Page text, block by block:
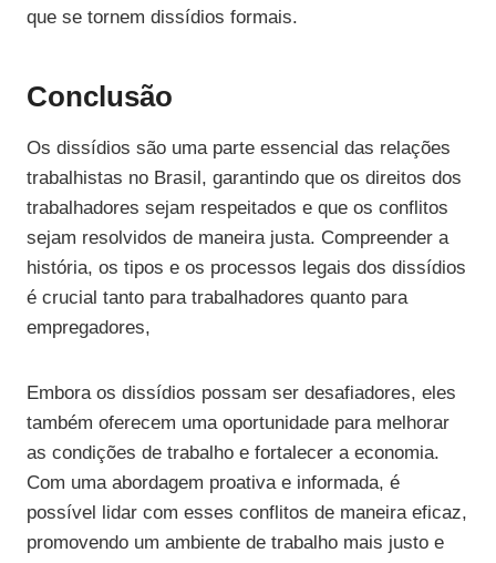
que se tornem dissídios formais.
Conclusão
Os dissídios são uma parte essencial das relações
trabalhistas no Brasil, garantindo que os direitos dos
trabalhadores sejam respeitados e que os conflitos
sejam resolvidos de maneira justa. Compreender a
história, os tipos e os processos legais dos dissídios
é crucial tanto para trabalhadores quanto para
empregadores,
Embora os dissídios possam ser desafiadores, eles
também oferecem uma oportunidade para melhorar
as condições de trabalho e fortalecer a economia.
Com uma abordagem proativa e informada, é
possível lidar com esses conflitos de maneira eficaz,
promovendo um ambiente de trabalho mais justo e